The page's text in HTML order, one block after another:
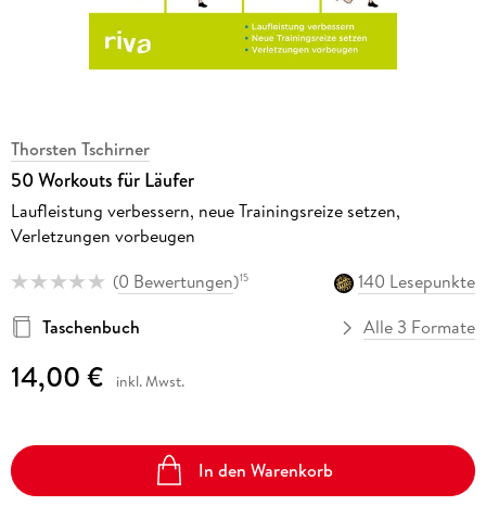
Thorsten Tschirner
50 Workouts für Läufer
Laufleistung verbessern, neue Trainingsreize setzen,
Verletzungen vorbeugen
(0 Bewertungen)15
140 Lesepunkte
Taschenbuch
Alle 3 Formate
14,00 € inkl. Mwst.
In den Warenkorb